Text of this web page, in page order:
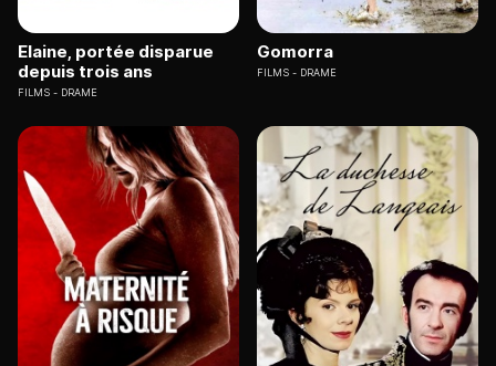
Elaine, portée disparue
depuis trois ans
FILMS DRAME
Gomorra
FILMS DRAME